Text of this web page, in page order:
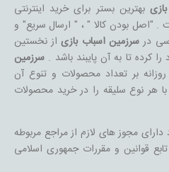
بهترین بستر برای خرید اینترنتی
. "اصل بودن کالا " ، " ارسال سریع" و
درسرزمین اسباب بازیاز نخستین
کرده تا به آن پایبند باشد .سرزمین
بر تعداد محصولات و تنوع آن
با هر نوع سلیقه را در خرید محصولات
مجوز های لازم از مراجع مربوطه
قوانین و مقررات جمهوری اسلامی